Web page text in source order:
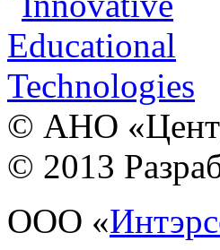
© АНО «Центр
© 2013
ООО «